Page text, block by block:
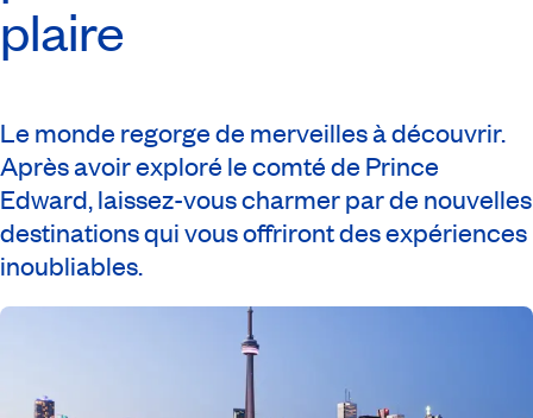
plaire
Le monde regorge de merveilles à découvrir.
Après avoir exploré le comté de Prince
Edward, laissez-vous charmer par de nouvelles
destinations qui vous offriront des expériences
inoubliables.